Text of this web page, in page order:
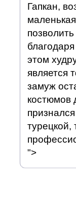
Гапкан,
этом
является
замуж
костюмов
турецкой,
">